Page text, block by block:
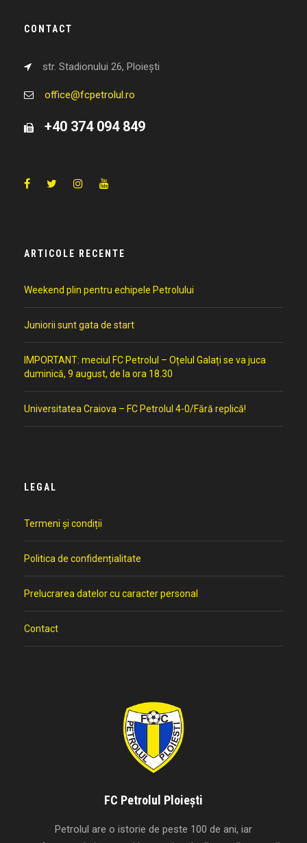
CONTACT
str. Stadionului 26, Ploiești
office@fcpetrolul.ro
+40 374 094 849
ARTICOLE RECENTE
Weekend plin pentru echipele Petrolului
Juniorii sunt gata de start
IMPORTANT: meciul FC Petrolul – Oțelul Galați se va juca
duminică, 9 august, de la ora 18.30
Universitatea Craiova – FC Petrolul 4-0/Fără replică!
LEGAL
Termeni și condiții
Politica de confidențialitate
Prelucrarea datelor cu caracter personal
Contact
FC Petrolul Ploiești
Petrolul are o istorie de peste 100 de ani, iar